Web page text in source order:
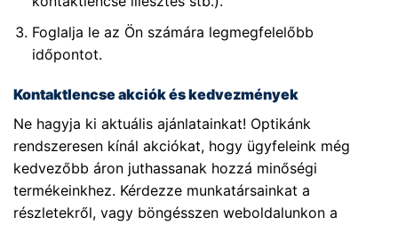
Foglalja le az Ön számára legmegfelelőbb
időpontot.
Kontaktlencse akciók és kedvezmények
Ne hagyja ki aktuális ajánlatainkat! Optikánk
rendszeresen kínál akciókat, hogy ügyfeleink még
kedvezőbb áron juthassanak hozzá minőségi
termékeinkhez. Kérdezze munkatársainkat a
részletekről, vagy böngésszen weboldalunkon a